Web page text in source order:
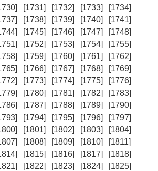
[1731] [1732] [1733]
[1734]
[1738] [1739] [1740]
[1741]
[1745] [1746] [1747]
[1748]
[1752] [1753] [1754]
[1755]
[1759] [1760] [1761]
[1762]
[1766] [1767] [1768]
[1769]
[1773] [1774] [1775]
[1776]
[1780] [1781] [1782]
[1783]
[1787] [1788] [1789]
[1790]
[1794] [1795] [1796]
[1797]
[1801] [1802] [1803]
[1804]
[1808] [1809] [1810]
[1811]
[1815] [1816] [1817]
[1818]
[1822] [1823] [1824]
[1825]